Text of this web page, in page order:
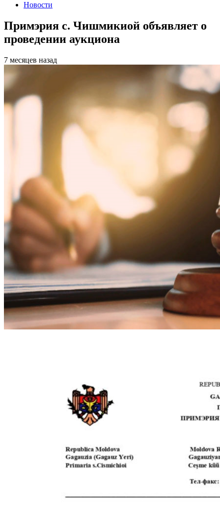
Новости
Примэрия с. Чишмикиой объявляет о
проведении аукциона
7 месяцев назад